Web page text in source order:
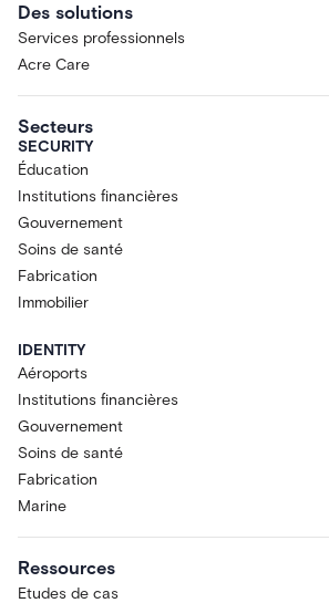
Des solutions
Services professionnels
Acre Care
Secteurs
SECURITY
Éducation
Institutions financières
Gouvernement
Soins de santé
Fabrication
Immobilier
IDENTITY
Aéroports
Institutions financières
Gouvernement
Soins de santé
Fabrication
Marine
Ressources
Etudes de cas